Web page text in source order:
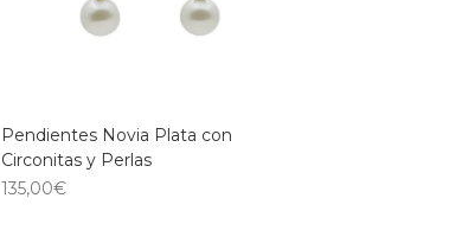
Pendientes Novia Plata con
Circonitas y Perlas
135,00€